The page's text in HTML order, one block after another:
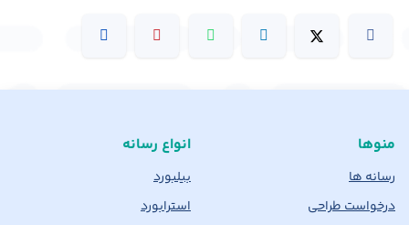
منوها
رسانه ها
درخواست طراحی
انواع رسانه
بیلبورد
استرابورد